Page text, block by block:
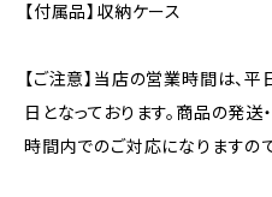
【付属品】収納ケース
【ご注意】当店の営業時間は、
日となっております。商品の発
時間内でのご対応になりますの